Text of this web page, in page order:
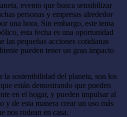
evento que busca sensibilizar
personas y empresas alrededor
una hora. Sin embargo, este tema
esta fecha es una oportunidad
las pequeñas acciones cotidianas
pueden tener un gran impacto
la sostenibilidad del planeta, son los
están demostrando que pueden
en el hogar, y pueden impulsar al
y de esta manera crear un uso más
nos rodean en casa.